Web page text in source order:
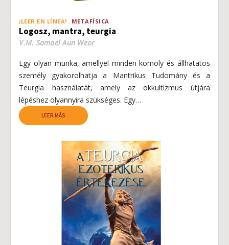
¡LEER EN LÍNEA! METAFÍSICA
Logosz, mantra, teurgia
V.M. Samael Aun Weor
Egy olyan munka, amellyel minden komoly és állhatatos
személy gyakorolhatja a Mantrikus Tudomány és a
Teurgia használatát, amely az okkultizmus útjára
lépéshez olyannyira szükséges. Egy…
LEER MÁS